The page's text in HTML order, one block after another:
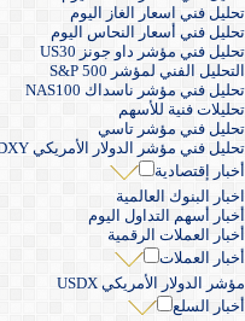
تحليل فني اسعار الغاز اليوم
تحليل فني أسعار النحاس اليوم
تحليل فني مؤشر داو جونز US30
التحليل الفني لمؤشر S&P 500
تحليل فني مؤشر ناسداك NAS100
تحليلات فنية للأسهم
تحليل فني مؤشر تاسي
تحليل فني مؤشر الدولار الأمريكي DXY
أخبار إقتصادية
اخبار البنوك العالمية
أخبار أسهم التداول اليوم
أخبار العملات الرقمية
أخبار العملات
مؤشر الدولار الأمريكي USDX
أخبار السلع